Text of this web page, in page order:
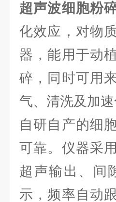
超声波细胞粉
化效应，对物
器，能用于动
碎，同时可用
气、清洗及加速
自研自产的细
可靠。仪器采
超声输出、间
示，频率自动